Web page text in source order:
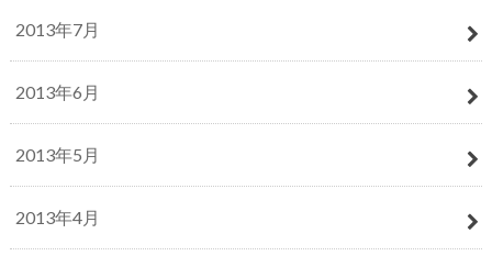
2013年7月
2013年6月
2013年5月
2013年4月